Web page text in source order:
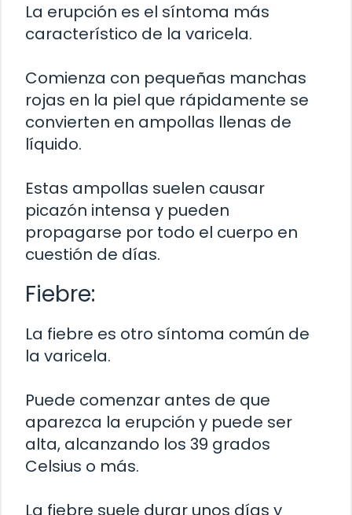
La erupción es el síntoma más
característico de la varicela.
Comienza con pequeñas manchas
rojas en la piel que rápidamente se
convierten en ampollas llenas de
líquido.
Estas ampollas suelen causar
picazón intensa y pueden
propagarse por todo el cuerpo en
cuestión de días.
Fiebre:
La fiebre es otro síntoma común de
la varicela.
Puede comenzar antes de que
aparezca la erupción y puede ser
alta, alcanzando los 39 grados
Celsius o más.
La fiebre suele durar unos días y